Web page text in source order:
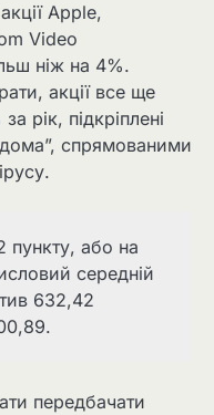
Apple,
Video
ніж на 4%.
акції все ще
рік, підкріплені
спрямованими
пункту, або на
середній
632,42
передбачати